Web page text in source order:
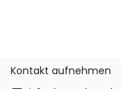
Kontakt aufnehmen